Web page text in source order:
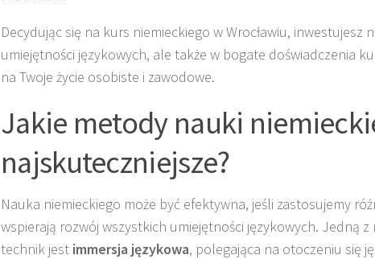
Decydując się na kurs niemieckiego w Wrocławiu, inwestujesz
umiejętności językowych, ale także w bogate doświadczenia
na Twoje życie osobiste i zawodowe.
Jakie metody nauki
najskuteczniejsze?
Nauka niemieckiego może być efektywna, jeśli zastosujemy
wspierają rozwój wszystkich umiejętności językowych. Jedną z
technik jest immersja językowa, polegająca na otoczeniu się